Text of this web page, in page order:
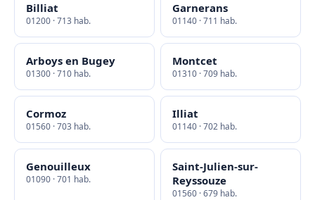
Billiat
01200 · 713 hab.
Garnerans
01140 · 711 hab.
Arboys en Bugey
01300 · 710 hab.
Montcet
01310 · 709 hab.
Cormoz
01560 · 703 hab.
Illiat
01140 · 702 hab.
Genouilleux
01090 · 701 hab.
Saint-Julien-sur-
Reyssouze
01560 · 679 hab.